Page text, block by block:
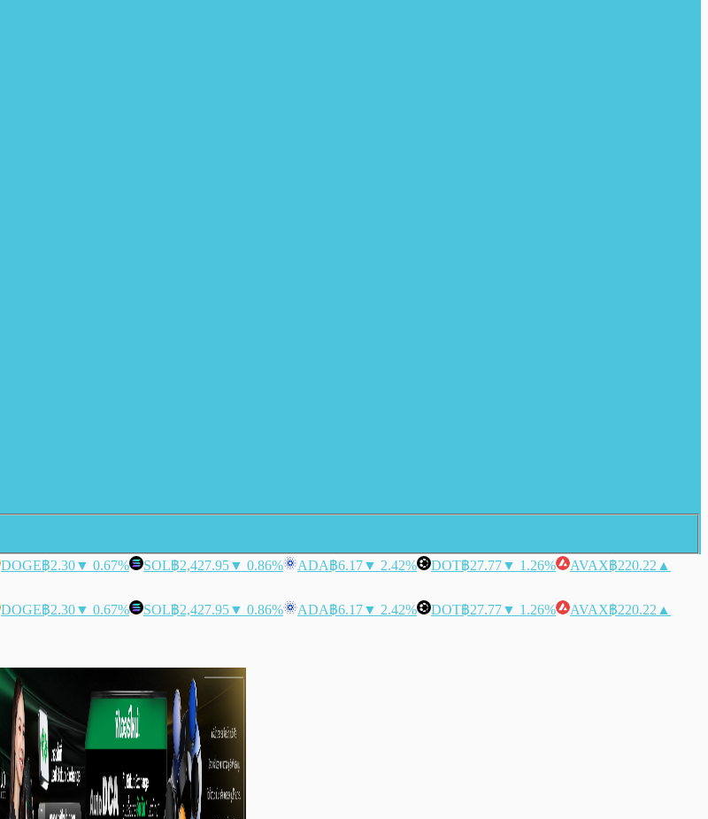
DOGE฿2.30▼ 0.67% SOL฿2,427.95▼ 0.86% ADA฿6.17▼ 2.42% DOT฿27.77▼ 1.26% AVAX฿220.22 ▲
DOGE฿2.30▼ 0.67% SOL฿2,427.95▼ 0.86% ADA฿6.17▼ 2.42% DOT฿27.77▼ 1.26% AVAX฿220.22 ▲